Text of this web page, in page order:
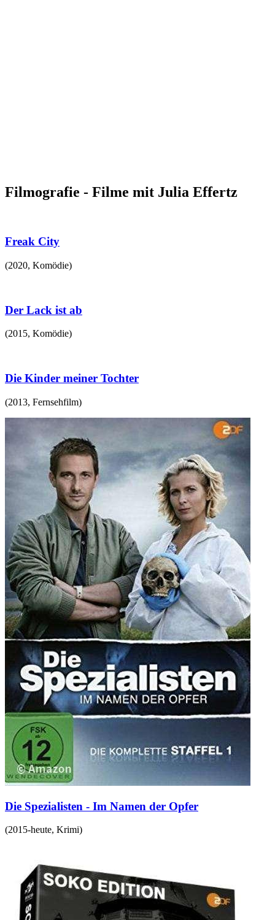
Filmografie - Filme mit Julia Effertz
Freak City
(2020, Komödie)
Der Lack ist ab
(2015, Komödie)
Die Kinder meiner Tochter
(2013, Fernsehfilm)
Die Spezialisten - Im Namen der Opfer
(2015-heute, Krimi)